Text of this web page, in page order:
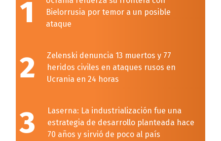
1
Bielorrusia por temor a un posible
ataque
2
Zelenski denuncia 13 muertos y 77
heridos civiles en ataques rusos en
Ucrania en 24 horas
3
Laserna: La industrialización fue una
estrategia de desarrollo planteada hace
70 años y sirvió de poco al país